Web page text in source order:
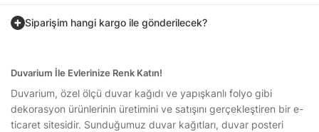
Siparişim hangi kargo ile gönderilecek?
Duvarium İle Evlerinize Renk Katın!
Duvarium, özel ölçü duvar kağıdı ve yapışkanlı folyo gibi
dekorasyon ürünlerinin üretimini ve satışını gerçekleştiren bir e-
ticaret sitesidir. Sunduğumuz duvar kağıtları, duvar posteri